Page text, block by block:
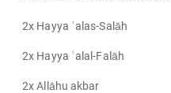
2x Hayya ʿalas-Salāh
2x Hayya ʿalal-Falāh
2x Allāhu akbar